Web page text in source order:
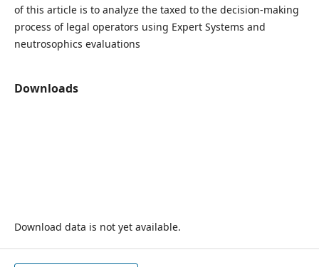
of this article is to analyze the taxed to the decision-making
process of legal operators using Expert Systems and
neutrosophics evaluations
Downloads
Download data is not yet available.